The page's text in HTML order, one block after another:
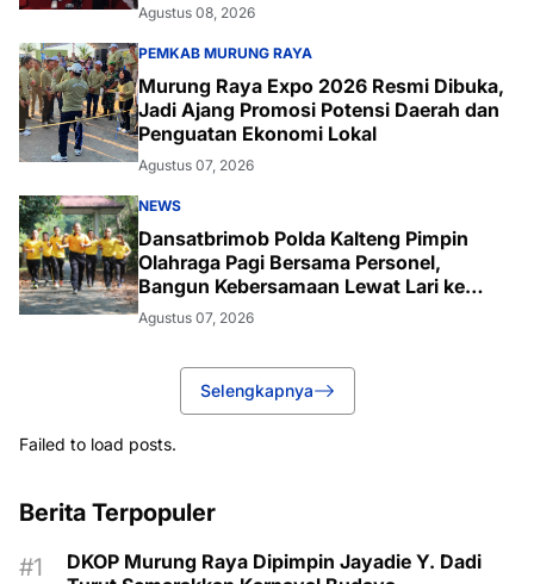
Agustus 08, 2026
PEMKAB MURUNG RAYA
Murung Raya Expo 2026 Resmi Dibuka,
Jadi Ajang Promosi Potensi Daerah dan
Penguatan Ekonomi Lokal
Agustus 07, 2026
NEWS
Dansatbrimob Polda Kalteng Pimpin
Olahraga Pagi Bersama Personel,
Bangun Kebersamaan Lewat Lari ke
Bukit Baranahu
Agustus 07, 2026
Selengkapnya
Failed to load posts.
Berita Terpopuler
DKOP Murung Raya Dipimpin Jayadie Y. Dadi